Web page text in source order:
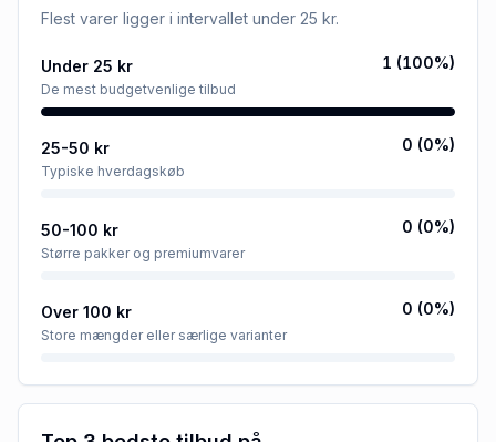
Flest varer ligger i intervallet under 25 kr.
Under 25 kr
De mest budgetvenlige tilbud
1 (100%)
25-50 kr
Typiske hverdagskøb
0 (0%)
50-100 kr
Større pakker og premiumvarer
0 (0%)
Over 100 kr
Store mængder eller særlige varianter
0 (0%)